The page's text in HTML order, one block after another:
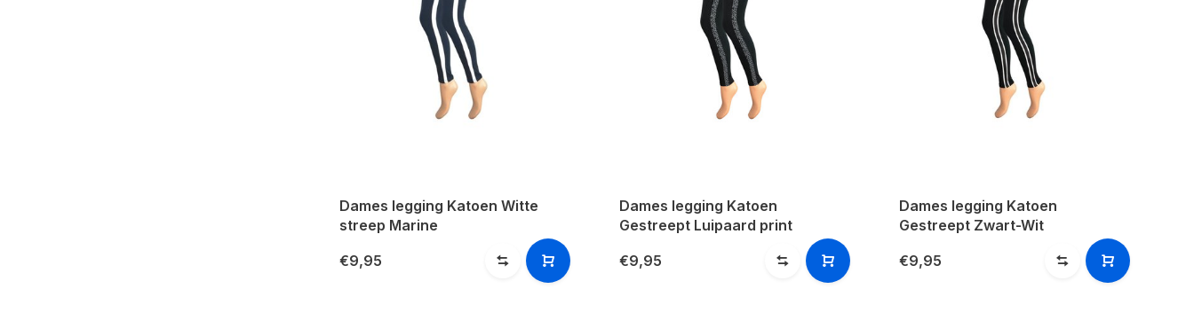
Dames legging Katoen Witte
streep Marine
€9,95
Dames legging Katoen
Gestreept Luipaard print
€9,95
Dames legging Katoen
Gestreept Zwart-Wit
€9,95